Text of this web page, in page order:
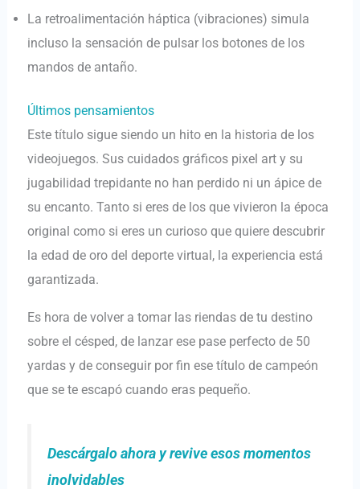
La retroalimentación háptica (vibraciones) simula
incluso la sensación de pulsar los botones de los
mandos de antaño.
Últimos pensamientos
Este título sigue siendo un hito en la historia de los
videojuegos. Sus cuidados gráficos pixel art y su
jugabilidad trepidante no han perdido ni un ápice de
su encanto. Tanto si eres de los que vivieron la época
original como si eres un curioso que quiere descubrir
la edad de oro del deporte virtual, la experiencia está
garantizada.
Es hora de volver a tomar las riendas de tu destino
sobre el césped, de lanzar ese pase perfecto de 50
yardas y de conseguir por fin ese título de campeón
que se te escapó cuando eras pequeño.
Descárgalo ahora y revive esos momentos
inolvidables